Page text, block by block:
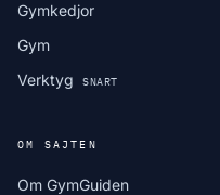
Gymkedjor
Gym
Verktyg
SNART
OM SAJTEN
Om GymGuiden